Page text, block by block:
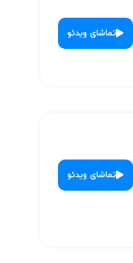
تماشای ویدئو
تماشای ویدئو